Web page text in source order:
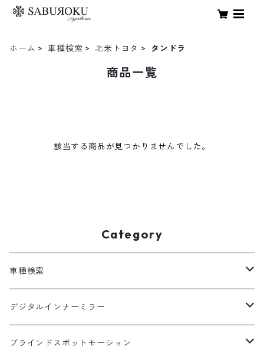
ホーム 車種検索 北米トヨタ タンドラ
商品一覧
該当する商品が見つかりませんでした。
Category
車種検索
汎用
トヨタ
デジタルインナーミラー
汎用キット
ブラインドスポットモーション